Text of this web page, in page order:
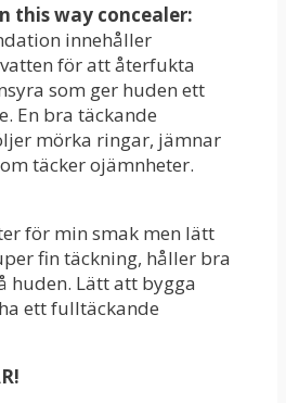
this way concealer:
innehåller
för att återfukta
som ger huden ett
En bra täckande
mörka ringar, jämnar
täcker ojämnheter.
för min smak men lätt
fin täckning, håller bra
huden. Lätt att bygga
ett fulltäckande